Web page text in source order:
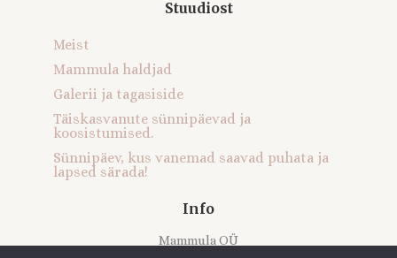
Stuudiost
Meist
Mammula haldjad
Galerii ja tagasiside
Täiskasvanute sünnipäevad ja
koosistumised.
Sünnipäev, kus vanemad saavad puhata ja
lapsed särada!
Info
Mammula OÜ